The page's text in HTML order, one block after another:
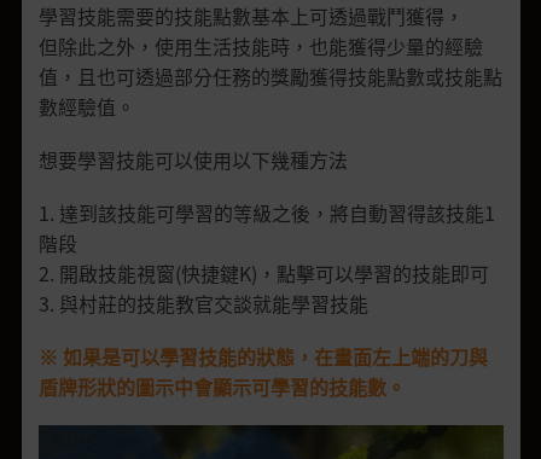
學習技能需要的技能點數基本上可透過戰鬥獲得，
但除此之外，使用生活技能時，也能獲得少量的經驗
值，且也可透過部分任務的獎勵獲得技能點數或技能點
數經驗值。
想要學習技能可以使用以下幾種方法
1. 達到該技能可學習的等級之後，將自動習得該技能1
階段
2. 開啟技能視窗(快捷鍵K)，點擊可以學習的技能即可
3. 與村莊的技能教官交談就能學習技能
※ 如果是可以學習技能的狀態，在畫面左上端的刀與
盾牌形狀的圖示中會顯示可學習的技能數。